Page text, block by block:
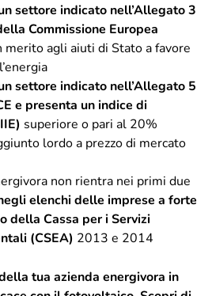
settore indicato nell’Allegato 3
Commissione Europea
agli aiuti di Stato a favore
settore indicato nell’Allegato 5
e presenta un indice di
superiore o pari al 20%
lordo a prezzo di mercato
non rientra nei primi due
elenchi delle imprese a forte
della Cassa per i Servizi
(CSEA) 2013 e 2014
tua azienda energivora in